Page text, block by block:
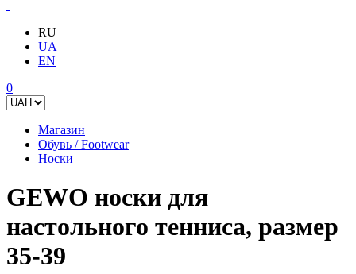
RU
UA
EN
0
Магазин
Обувь / Footwear
Носки
GEWO носки для
настольного тенниса, размер
35-39